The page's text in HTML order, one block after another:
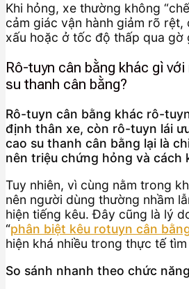
Khi hỏng, xe thường không
cảm giác vận hành giảm rõ
xấu hoặc ở tốc độ thấp qua gờ
Rô-tuyn cân bằng khác gì
su thanh cân bằng?
Rô-tuyn cân bằng khác rô-
định thân xe, còn rô-tuyn lái
cao su thanh cân bằng lại là
nên triệu chứng hỏng và cách
Tuy nhiên, vì cùng nằm trong
nên người dùng thường nhầm
hiện tiếng kêu. Đây cũng là lý
“phân biệt kêu rotuyn cân
hiện khá nhiều trong thực tế
So sánh nhanh theo chức